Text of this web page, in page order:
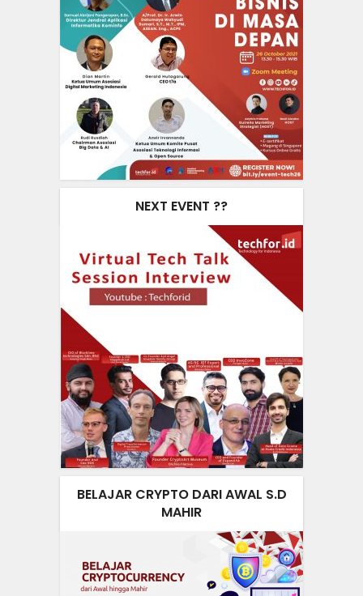
NEXT EVENT ??
BELAJAR CRYPTO DARI AWAL S.D
MAHIR